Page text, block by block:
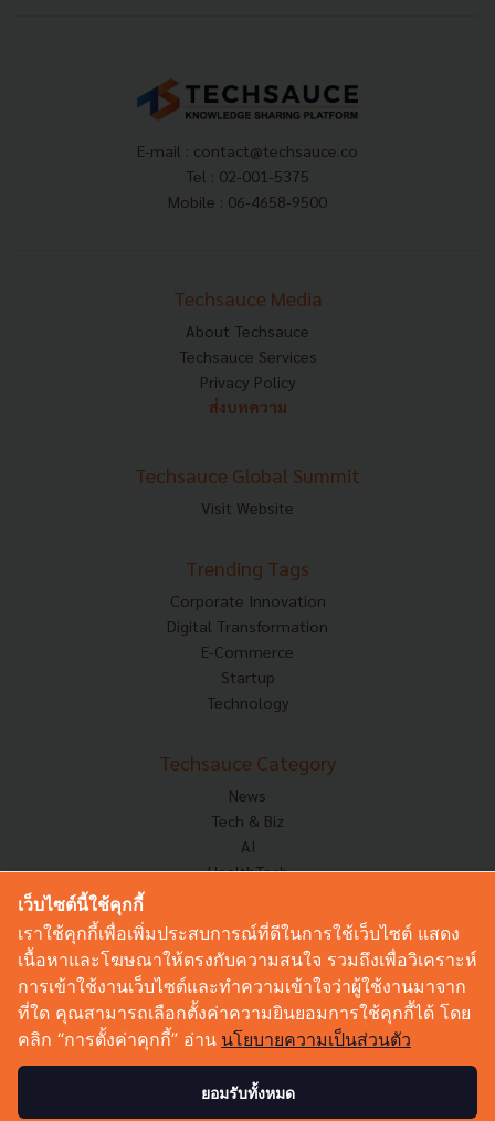
E-mail : contact@techsauce.co
Tel : 02-001-5375
Mobile : 06-4658-9500
Techsauce Media
About Techsauce
Techsauce Services
Privacy Policy
ส่งบทความ
Techsauce Global Summit
Visit Website
Trending Tags
Corporate Innovation
Digital Transformation
E-Commerce
Startup
Technology
Techsauce Category
News
Tech & Biz
AI
HealthTech
Corp Innov
Saucy Thoughts
Based On
Sustainable
Videos
Podcast
เว็บไซต์นี้ใช้คุกกี้
เราใช้คุกกี้เพื่อเพิ่มประสบการณ์ที่ดีในการใช้เว็บไซต์ แสดง
เนื้อหาและโฆษณาให้ตรงกับความสนใจ รวมถึงเพื่อวิเคราะห์
การเข้าใช้งานเว็บไซต์และทำความเข้าใจว่าผู้ใช้งานมาจาก
ที่ใด คุณสามารถเลือกตั้งค่าความยินยอมการใช้คุกกี้ได้ โดย
คลิก “การตั้งค่าคุกกี้” อ่าน นโยบายความเป็นส่วนตัว
ยอมรับทั้งหมด